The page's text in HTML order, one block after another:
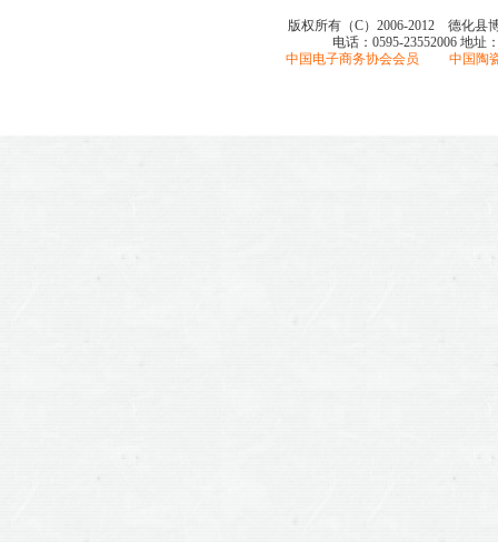
版权所有（C）2006-2012 德化县
电话：0595-23552006 地址
中国电子商务协会会员 中国陶